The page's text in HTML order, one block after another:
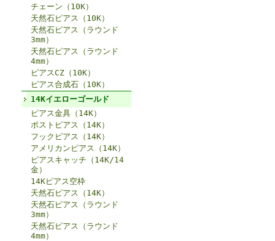
チェーン（10K）
天然石ピアス（10K）
天然石ピアス（ラウンド
3mm）
天然石ピアス（ラウンド
4mm）
ピアスCZ（10K）
ピアス合成石（10K）
14Kイエローゴールド
ピアス金具（14K）
ポストピアス（14K）
フックピアス（14K）
アメリカンピアス（14K）
ピアスキャッチ（14K/14
金）
14Kピアス空枠
天然石ピアス（14K）
天然石ピアス（ラウンド
3mm）
天然石ピアス（ラウンド
4mm）